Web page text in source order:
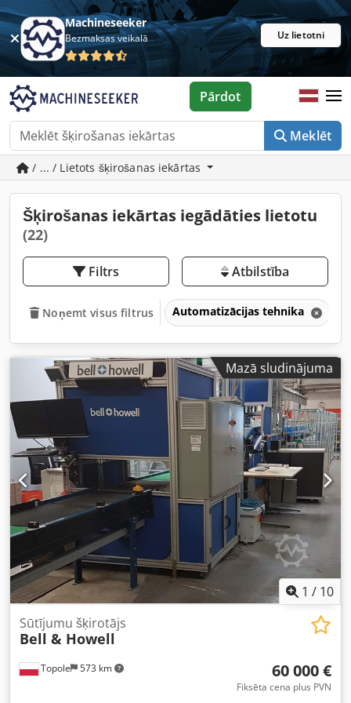
Machineseeker
Bezmaksas veikalā Uz lietotni
Meklēt
Pārdot
/ ... / Lietots šķirošanas iekārtas
Šķirošanas iekārtas iegādāties lietotu
(22)
Filtrs Atbilstība
Noņemt visus filtrus Automatizācijas tehnika
Mazā sludinājuma
1 / 10
Topole 573 km
Sūtījumu šķirotājs
Bell & Howell
60 000 €
Fiksēta cena plus PVN